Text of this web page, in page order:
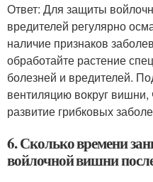
Ответ: Для защиты
вредителей регулярно
наличие признаков
обработайте растение
болезней и вредителей.
вентиляцию вокруг вишни,
развитие грибковых
6. Сколько времени
войлочной вишни